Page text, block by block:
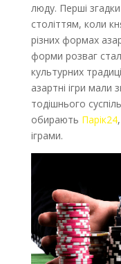
люду. Перші
століттям, коли
різних формах
форми розваг
культурних
азартні ігри мали
тодішнього
обирають Парік24
іграми.